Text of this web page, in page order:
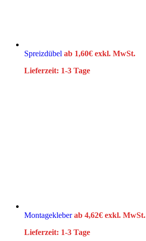
Spreizdübel ab 1,60€ exkl. MwSt.
Lieferzeit: 1-3 Tage
Montagekleberab 4,62€ exkl. MwSt.
Lieferzeit: 1-3 Tage